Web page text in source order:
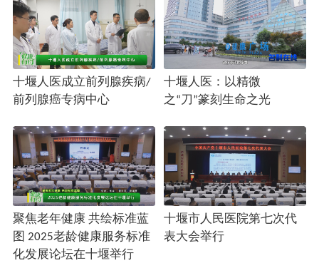
十堰人医成立前列腺疾病/
前列腺癌专病中心
十堰人医：以精微
之“刀”篆刻生命之光
聚焦老年健康 共绘标准蓝
图 2025老龄健康服务标准
化发展论坛在十堰举行
十堰市人民医院第七次代
表大会举行